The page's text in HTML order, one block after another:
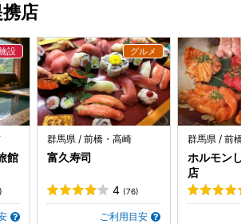
他に何種類かシャンプー類は置いてあっ
良くて嫌な思い一つすることなく過ごす
急遽決まった宿だったので 色々と心配
満足度を得られました。
店
館
群馬県 / 前橋・高崎
富久寿司
4 (76)
ご利用目安
群馬県 / 前
ホルモン
店